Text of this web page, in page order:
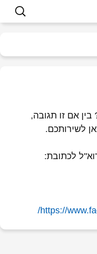
וטיפים
חיפוש:
אם זו תגובה,
לשירותכם.
לכתובת:
https://